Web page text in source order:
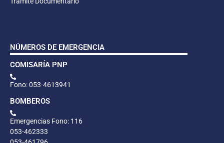
NÚMEROS DE EMERGENCIA
COMISARÍA PNP
Fono: 053-4613941
BOMBEROS
Emergencias Fono: 116
053-462333